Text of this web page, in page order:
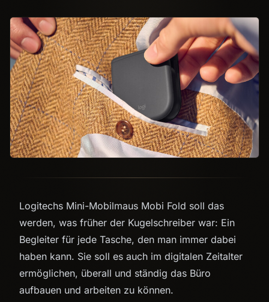
Logitechs Mini-Mobilmaus Mobi Fold soll das
werden, was früher der Kugelschreiber war: Ein
Begleiter für jede Tasche, den man immer dabei
haben kann. Sie soll es auch im digitalen Zeitalter
ermöglichen, überall und ständig das Büro
aufbauen und arbeiten zu können.